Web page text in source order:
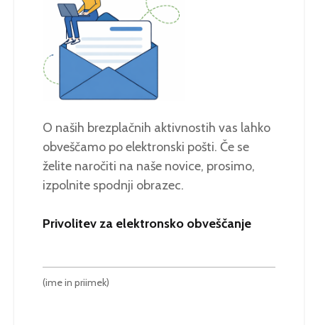
O naših brezplačnih aktivnostih vas lahko
obveščamo po elektronski pošti. Če se
želite naročiti na naše novice, prosimo,
izpolnite spodnji obrazec.
Privolitev za elektronsko obveščanje
(ime in priimek)